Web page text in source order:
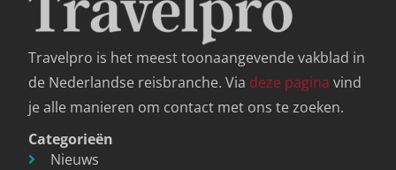
Travelpro is het meest toonaangevende vakblad in
de Nederlandse reisbranche. Via deze pagina vind
je alle manieren om contact met ons te zoeken.
Categorieën
Nieuws